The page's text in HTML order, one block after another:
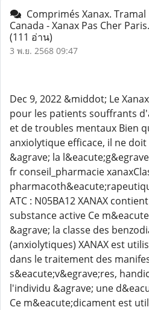
Comprimés Xanax.
Canada - Xanax Pas Cher
(111 อ่าน)
3 พ.ย. 2568 09:47
Dec 9, 2022 &middot; Le
pour les patients souffrants
et de troubles mentaux Bien
anxiolytique efficace, il ne
&agrave; la
fr conseil_pharmacie
ATC : N05BA12 XANAX
substance active Ce
&agrave; la classe des
(anxiolytiques) XANAX est
dans le traitement des
s&eacute;v&egrave;res,
l'individu &agrave; une
Ce m&eacute;dicament est